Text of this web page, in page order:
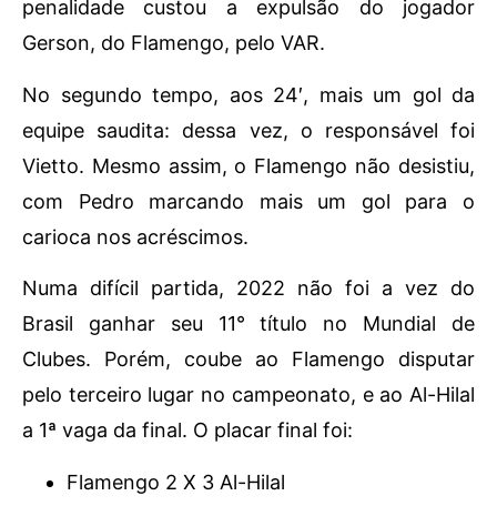
penalidade custou a expulsão do jogador
Gerson, do Flamengo, pelo VAR.
No segundo tempo, aos 24′, mais um gol da
equipe saudita: dessa vez, o responsável foi
Vietto. Mesmo assim, o Flamengo não desistiu,
com Pedro marcando mais um gol para o
carioca nos acréscimos.
Numa difícil partida, 2022 não foi a vez do
Brasil ganhar seu 11° título no Mundial de
Clubes. Porém, coube ao Flamengo disputar
pelo terceiro lugar no campeonato, e ao Al-Hilal
a 1ª vaga da final. O placar final foi:
Flamengo 2 X 3 Al-Hilal